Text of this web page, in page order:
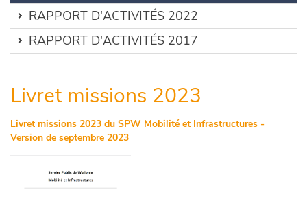
RAPPORT D'ACTIVITÉS 2022
RAPPORT D'ACTIVITÉS 2017
Livret missions 2023
Livret missions 2023 du SPW Mobilité et Infrastructures -
Version de septembre 2023